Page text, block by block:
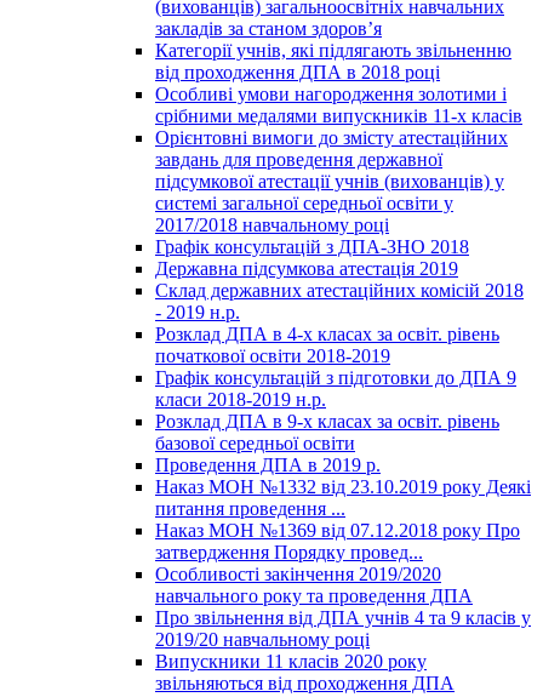
(вихованців) загальноосвітніх навчальних
закладів за станом здоров’я
Категорії учнів, які підлягають звільненню
від проходження ДПА в 2018 році
Особливі умови нагородження золотими і
срібними медалями випускників 11-х класів
Орієнтовні вимоги до змісту атестаційних
завдань для проведення державної
підсумкової атестації учнів (вихованців) у
системі загальної середньої освіти у
2017/2018 навчальному році
Графік консультацій з ДПА-ЗНО 2018
Державна підсумкова атестація 2019
Склад державних атестаційних комісій 2018
- 2019 н.р.
Розклад ДПА в 4-х класах за освіт. рівень
початкової освіти 2018-2019
Графік консультацій з підготовки до ДПА 9
класи 2018-2019 н.р.
Розклад ДПА в 9-х класах за освіт. рівень
базової середньої освіти
Проведення ДПА в 2019 р.
Наказ МОН №1332 від 23.10.2019 року Деякі
питання проведення ...
Наказ МОН №1369 від 07.12.2018 року Про
затвердження Порядку провед...
Особливості закінчення 2019/2020
навчального року та проведення ДПА
Про звільнення від ДПА учнів 4 та 9 класів у
2019/20 навчальному році
Випускники 11 класів 2020 року
звільняються від проходження ДПА